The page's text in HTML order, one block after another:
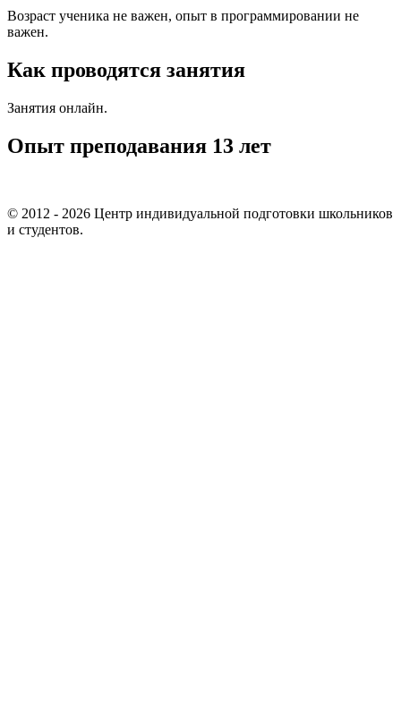
Возраст ученика не важен, опыт в программировании не
важен.
Как проводятся занятия
Занятия онлайн.
Опыт преподавания 13 лет
© 2012 - 2026 Центр индивидуальной подготовки школьников
и студентов.